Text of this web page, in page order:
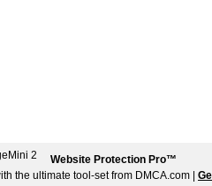
Website Protection Pro™
the ultimate tool-set from DMCA.com |